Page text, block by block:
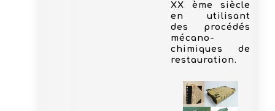
XX ème siècle
en utilisant
des procédés
mécano-
chimiques de
restauration.